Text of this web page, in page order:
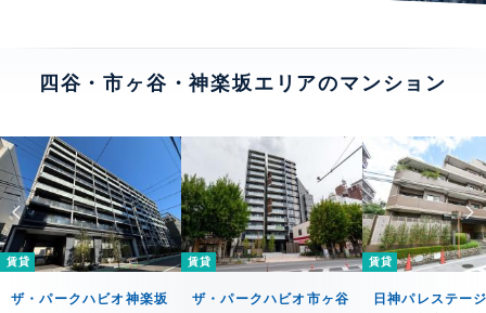
四谷・市ヶ谷・神楽坂エリアのマンション
賃貸
ザ・パークハビオ神楽坂
賃貸
ザ・パークハビオ市ヶ谷
賃貸
日神パレステー